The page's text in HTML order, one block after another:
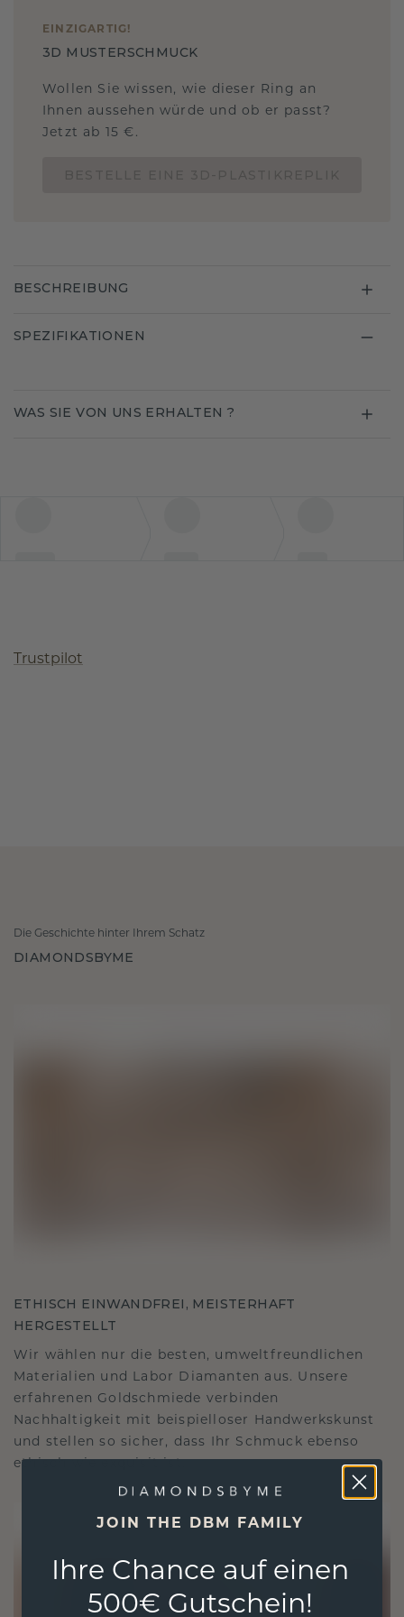
EINZIGARTIG !
3D MUSTERSCHMUCK
Wollen Sie wissen, wie dieser Ring an
Ihnen aussehen würde und ob er passt?
Jetzt ab 15 €.
BESCHREIBUNG
SPEZIFIKATIONEN
WAS SIE VON UNS ERHALTEN ?
Trustpilot
Die Geschichte hinter Ihrem Schatz
DIAMONDSBYME
ETHISCH EINWANDFREI, MEISTERHAFT
HERGESTELLT
Wir wählen nur die besten, umweltfreundlichen
Materialien und Labor Diamanten aus. Unsere
erfahrenen Goldschmiede verbinden
Nachhaltigkeit mit beispielloser Handwerkskunst
und stellen so sicher, dass Ihr Schmuck ebenso
ethisch wie exquisit ist.
JOIN THE DBM FAMILY
Ihre Chance auf einen
500€ Gutschein!